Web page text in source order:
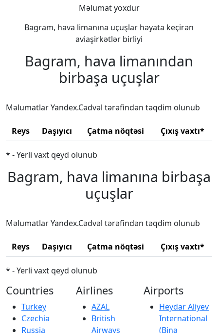
Məlumat yoxdur
Bagram, hava limanına uçuşlar həyata keçirən
aviaşirkətlər birliyi
Bagram, hava limanından
birbaşa uçuşlar
Məlumatlar Yandex.Cədvəl tərəfindən təqdim olunub
Reys Daşıyıcı Çatma nöqtəsi Çıxış vaxtı*
* - Yerli vaxt qeyd olunub
Bagram, hava limanına birbaşa
uçuşlar
Məlumatlar Yandex.Cədvəl tərəfindən təqdim olunub
Reys Daşıyıcı Çatma nöqtəsi Çıxış vaxtı*
* - Yerli vaxt qeyd olunub
Countries
Turkey
Czechia
Russia
Airlines
AZAL
British
Airways
Airports
Heydar Aliyev
International
(Bina